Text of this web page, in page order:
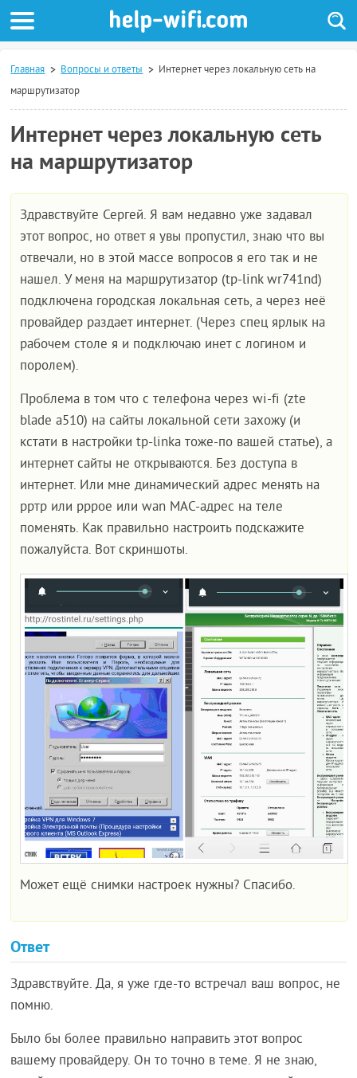
Главная Вопросы и ответы
Интернет через локальную сеть на
маршрутизатор
Интернет через локальную сеть
на маршрутизатор
Здравствуйте Сергей. Я вам недавно уже задавал
этот вопрос, но ответ я увы пропустил, знаю что вы
отвечали, но в этой массе вопросов я его так и не
нашел. У меня на маршрутизатор (tp-link wr741nd)
подключена городская локальная сеть, а через неё
провайдер раздает интернет. (Через спец ярлык на
рабочем столе я и подключаю инет с логином и
поролем).
Проблема в том что с телефона через wi-fi (zte
blade a510) на сайты локальной сети захожу (и
кстати в настройки tp-linka тоже-по вашей статье), а
интернет сайты не открываются. Без доступа в
интернет. Или мне динамический адрес менять на
рртр или рррое или wan МАС-адрес на теле
поменять. Как правильно настроить подскажите
пожалуйста. Вот скриншоты.
Может ещё снимки настроек нужны? Спасибо.
Ответ
Здравствуйте. Да, я уже где-то встречал ваш вопрос, не
помню.
Было бы более правильно направить этот вопрос
вашему провайдеру. Он то точно в теме. Я не знаю,